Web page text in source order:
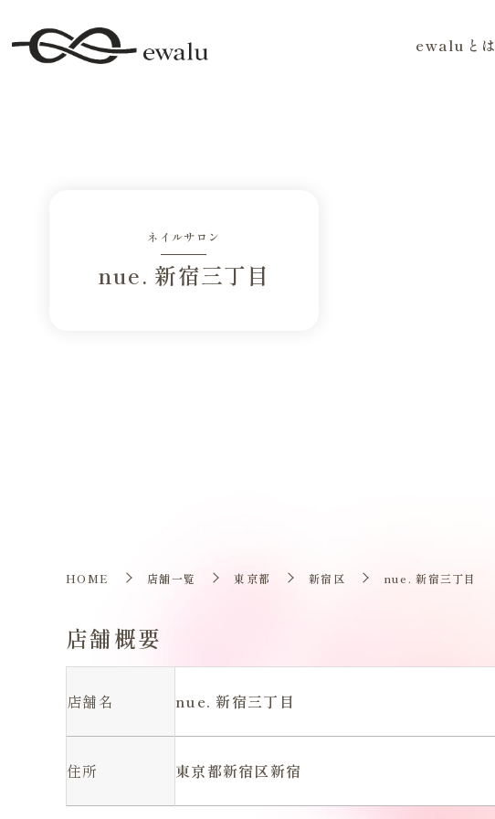
ewaluとは
ネイルサロン
nue. 新宿三丁目
HOME 店舗一覧 東京都 新宿区 nue. 新宿三丁目
店舗概要
店舗名 nue. 新宿三丁目
住所 東京都新宿区新宿